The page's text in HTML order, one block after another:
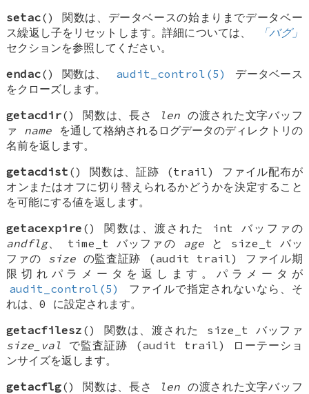
setac() 関数は、データベースの始まりまでデータベー
ス繰返し子をリセットします。詳細については、
「バグ」
セクションを参照してください。
endac() 関数は、 audit_control(5)
データベース
をクローズします。
getacdir() 関数は、長さ len の渡された文字バッフ
ァ name を通して格納されるログデータのディレクトリの
名前を返します。
getacdist () 関数は、証跡 (trail) ファイル配布が
オンまたはオフに切り替えられるかどうかを決定すること
を可能にする値を返します。
getacexpire () 関数は、渡された int バッファの
andflg、 time_t バッファの ageと size_t バッ
ファの size の監査証跡 (audit trail) ファイル期
限切れパラメータを返します。パラメータが
audit_control(5)
ファイルで指定されないなら、そ
れは、0 に設定されます。
getacfilesz () 関数は、渡された size_t バッファ
size_val で監査証跡 (audit trail) ローテーショ
ンサイズを返します。
getacflg() 関数は、長さ len の渡された文字バッフ